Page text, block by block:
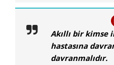
Akıllı bir kimse
hastasına
davranmalıdır.